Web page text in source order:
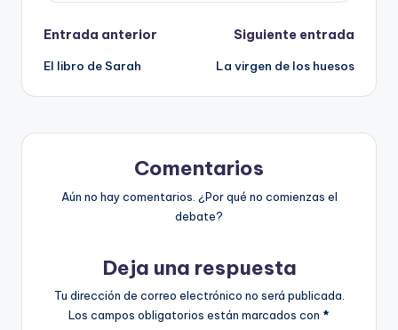
Navegación
de
Entrada anterior
El libro de Sarah
Siguiente entrada
La virgen de los huesos
Comentarios
Aún no hay comentarios. ¿Por qué no comienzas el
debate?
Deja una respuesta
Tu dirección de correo electrónico no será publicada.
Los campos obligatorios están marcados con *